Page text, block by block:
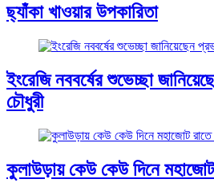
ছ্যাঁকা খাওয়ার উপকারিতা
ইংরেজি নববর্ষের শুভেচ্ছা
চৌধুরী
কুলাউড়ায় কেউ কেউ দিনে